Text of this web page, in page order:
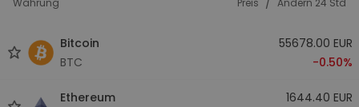
Währung Preis / Ändern 24 Std
Bitcoin
BTC
55678.00 EUR
-0.50%
Ethereum
1644.40 EUR